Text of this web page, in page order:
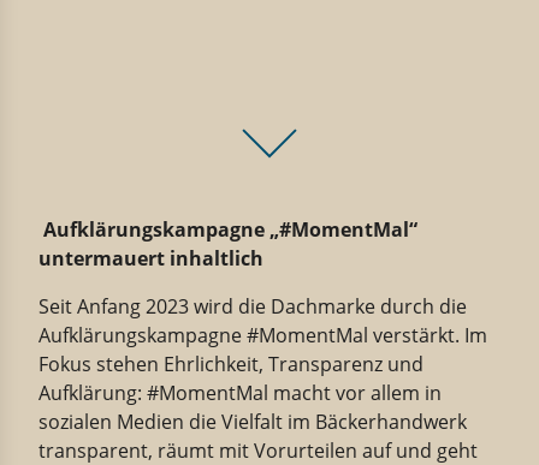
Aufklärungskampagne „#MomentMal“
untermauert inhaltlich
Seit Anfang 2023 wird die Dachmarke durch die
Aufklärungskampagne #MomentMal verstärkt. Im
Fokus stehen Ehrlichkeit, Transparenz und
Aufklärung: #MomentMal macht vor allem in
sozialen Medien die Vielfalt im Bäckerhandwerk
transparent, räumt mit Vorurteilen auf und geht